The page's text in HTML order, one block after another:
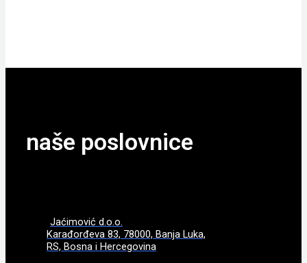
naše poslovnice
Jaćimović d.o.o.
Karađorđeva 83, 78000, Banja Luka,
RS, Bosna i Hercegovina